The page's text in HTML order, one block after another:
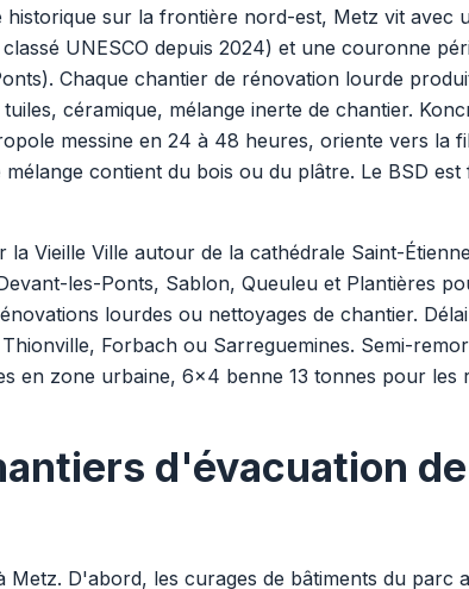
historique sur la frontière nord-est, Metz vit avec
UNESCO depuis 2024) et une couronne
Chaque chantier de rénovation lourde
céramique, mélange inerte de chantier.
messine en 24 à 48 heures, oriente vers la
contient du bois ou du plâtre. Le BSD est
Vieille Ville autour de la cathédrale Saint-
les-Ponts, Sablon, Queuleu et Plantières
lourdes ou nettoyages de chantier.
Forbach ou Sarreguemines. Semi-
en zone urbaine, 6x4 benne 13 tonnes pour les
d'évacuation
Metz. D'abord, les curages de bâtiments du parc